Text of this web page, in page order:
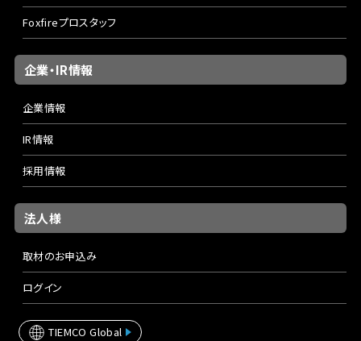
Foxfireプロスタッフ
企業・IR情報
企業情報
IR情報
採用情報
法人様
取材のお申込み
ログイン
TIEMCO Global